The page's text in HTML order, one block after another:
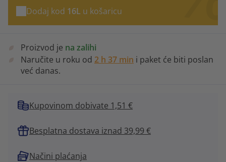
Dodaj kod 16L u košaricu
Proizvod je na zalihi
Naručite u roku od 2 h 37 min i paket će biti poslan
već danas.
Kupovinom dobivate 1,51 €
Besplatna dostava iznad 39,99 €
Načini plaćanja